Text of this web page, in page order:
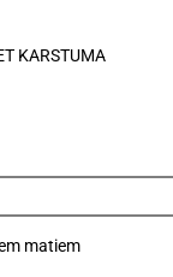
KARSTUMA
matiem